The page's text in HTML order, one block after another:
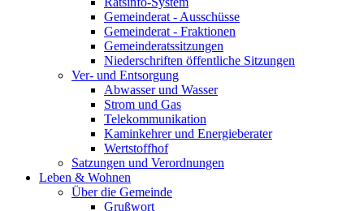
Gemeinderat - Ausschüsse
Gemeinderat - Fraktionen
Gemeinderatssitzungen
Niederschriften öffentliche Sitzungen
Ver- und Entsorgung
Abwasser und Wasser
Strom und Gas
Telekommunikation
Kaminkehrer und Energieberater
Wertstoffhof
Satzungen und Verordnungen
Leben & Wohnen
Über die Gemeinde
Grußwort